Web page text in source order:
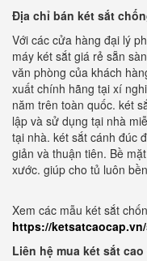
Địa chỉ bán két sắt
Với các cửa hàng đại lý
máy két sắt giá rẻ sẵn
văn phòng của khách
xuất chính hãng tại xí
năm trên toàn quốc. két
lập và sử dụng tại nhà
tại nhà. két sắt cánh đúc
giản và thuận tiên. Bề
xước. giúp cho tủ luôn
Xem các mẫu két sắt
https://
Liên hệ mua két sắt cao